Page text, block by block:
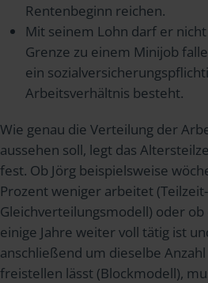
Rentenbeginn reichen.
Mit seinem Lohn darf er
Grenze zu einem Minijob
ein
Arbeitsverhältnis besteht.
Wie genau die Verteilung der
aussehen soll, legt das
fest. Ob Jörg beispielsweise
Prozent weniger arbeitet
Gleichverteilungsmodell) oder ob
einige Jahre weiter voll tätig ist
anschließend um dieselbe Anzahl
freistellen lässt (Blockmodell),